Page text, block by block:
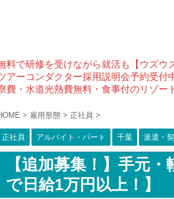
料で研修を受けながら就活も【ウズウ
アーコンダクター採用説明会予約受付
費・水道光熱費無料・食事付のリゾー
> 雇用形態 > 正社員 >
正社員 アルバイト・パート 千葉 派遣・
【追加募集！】手元
で日給1万円以上！】